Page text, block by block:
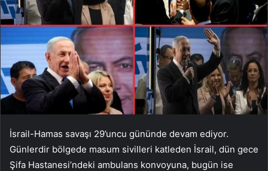
İsrail-Hamas savaşı 29’uncu gününde devam ediyor.
Günlerdir bölgede masum sivilleri katleden İsrail, dün gece
Şifa Hastanesi’ndeki ambulans konvoyuna, bugün ise